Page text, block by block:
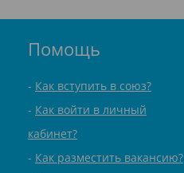
Помощь
Как вступить в союз?
Как войти в личный
кабинет?
Как разместить вакансию?